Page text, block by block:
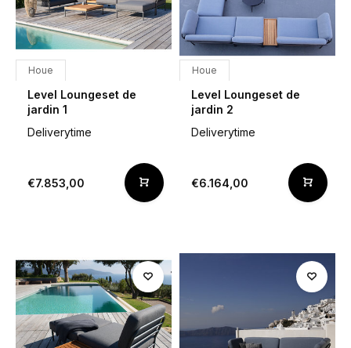
Houe
Level Loungeset de
jardin 1
Deliverytime
€7.853,00
Houe
Level Loungeset de
jardin 2
Deliverytime
€6.164,00